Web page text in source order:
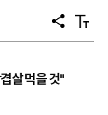
공
유
텍
스
살 먹을 것"